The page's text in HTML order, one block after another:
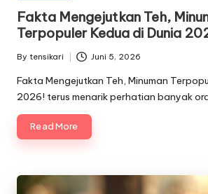
Fakta Mengejutkan Teh,
Terpopuler Kedua di Dunia
Posted
by
By tensikari Juni 5, 2026
Fakta Mengejutkan Teh, Minuman
2026! terus menarik perhatian banyak
Read More